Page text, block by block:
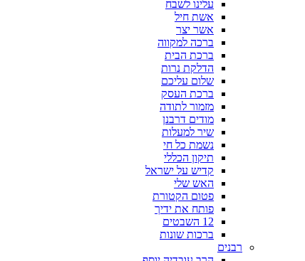
עלינו לשבח
אשת חיל
אשר יצר
ברכה למקווה
ברכת הבית
הדלקת נרות
שלום עליכם
ברכת העסק
מזמור לתודה
מודים דרבנן
שיר למעלות
נשמת כל חי
תיקון הכללי
קדיש על ישראל
האש שלי
פטום הקטורת
פותח את ידיך
12 השבטים
ברכות שונות
רבנים